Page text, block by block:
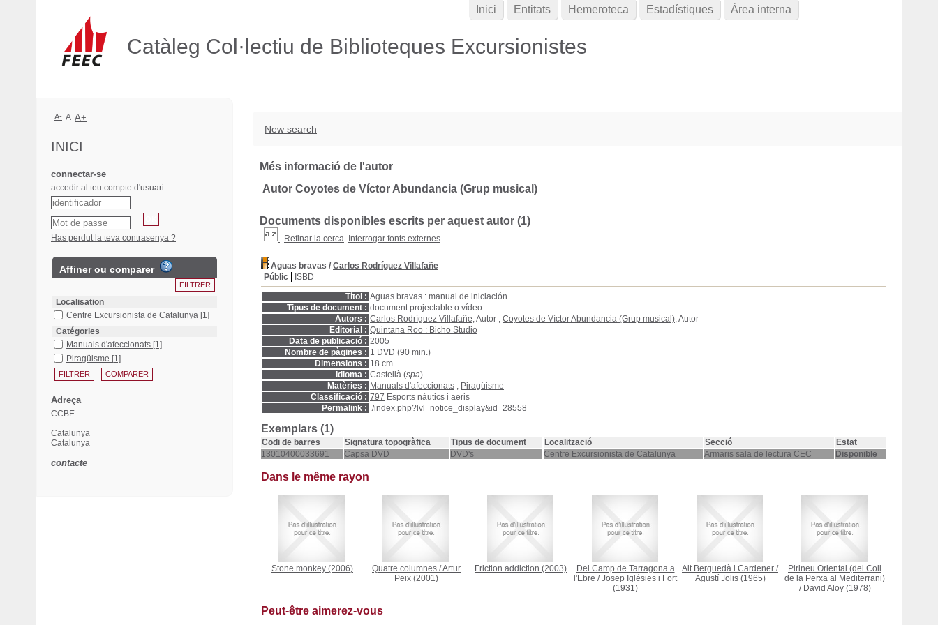
Catàleg Col·lectiu de Biblioteques Excursionistes
New search
Més informació de l'autor
Autor Coyotes de Víctor Abundancia (Grup musical)
Documents disponibles escrits per aquest autor (1)
Refinar la cerca Interrogar fonts externes
Aguas bravas / Carlos Rodríguez Villafañe
Públic
ISBD
Títol : Aguas bravas : manual de iniciación
Tipus de document : document projectable o vídeo
Autors : Carlos Rodríguez Villafañe, Autor ; Coyotes de Víctor Abundancia (Grup musical), Autor
Editorial : Quintana Roo : Bicho Studio
Data de publicació : 2005
Nombre de pàgines : 1 DVD (90 min.)
Dimensions : 18 cm
Idioma : Castellà (spa)
Matèries : Manuals d'afeccionats ; Piragüisme
Classificació : 797 Esports nàutics i aeris
Permalink : ./index.php?lvl=notice_display&id=28558
Exemplars (1)
Codi de barres Signatura topogràfica Tipus de document Localització Secció
Estat
13010400033691
Capsa DVD DVD's Centre Excursionista de Catalunya Armaris sala de lectura CEC Disponible
Dans le même rayon
Stone monkey (2006) Quatre columnes /Artur
Peix (2001)
Friction addiction (2003)
Del Camp de Tarragona a
l'Ebre /Josep Iglésies i Fort
(1931)
Alt Berguedà i Cardener /
Agustí Jolis(1965)
Pirineu Oriental (del Coll
de la Perxa al Mediterrani)
/ David Aloy(1978)
Peut-être aimerez-vous
Inici Entitats Hemeroteca Estadístiques Àrea interna
A- A A+
INICI
connectar-se
accedir al teu compte d'usuari
Has perdut la teva contrasenya ?
Affiner ou comparer
Localisation
Centre Excursionista de Catalunya [1]
Catégories
Manuals d'afeccionats [1]
Piragüisme [1]
Adreça
CCBE
Catalunya
Catalunya
contacte